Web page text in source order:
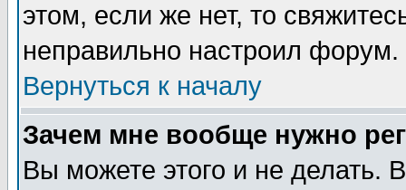
этом, если же нет, то
неправильно настроил форум.
Вернуться к началу
Зачем мне вообще нужно
Вы можете этого и не делать.